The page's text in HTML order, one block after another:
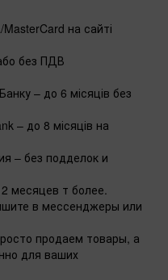
на сайті
без ПДВ
– до 6 місяців без
– до 8 місяців на
– без подделок и
месяцев т более.
в мессенджеры или
продаем товары, а
для ваших